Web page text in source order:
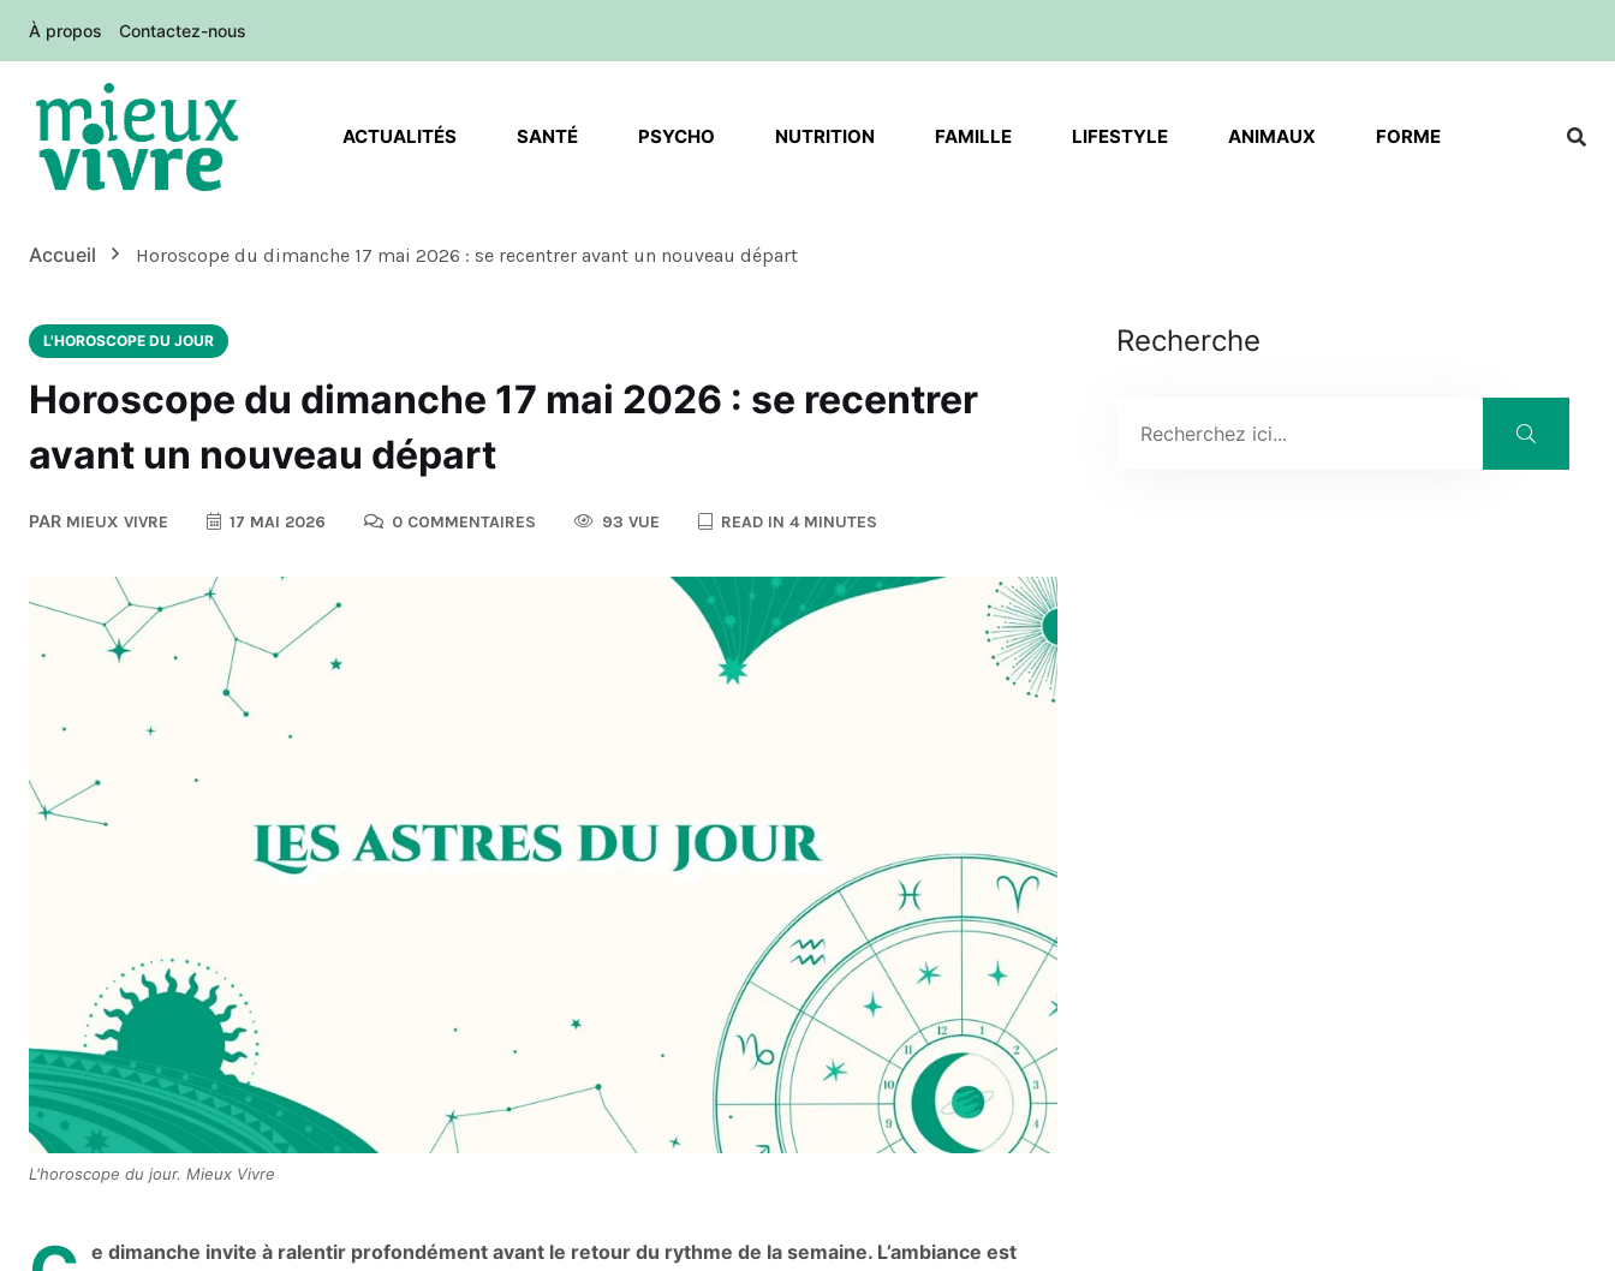
À propos Contactez-nous
ACTUALITÉS SANTÉ PSYCHO NUTRITION FAMILLE LIFESTYLE ANIMAUX FORME
Accueil Horoscope du dimanche 17 mai 2026 : se recentrer avant un nouveau départ
L'HOROSCOPE DU JOUR
Horoscope du dimanche 17 mai 2026 : se recentrer
avant un nouveau départ
PAR MIEUX VIVRE 17 MAI 2026 0 COMMENTAIRES 93 VUE READ IN 4 MINUTES
L'horoscope du jour. Mieux Vivre
e dimanche invite à ralentir profondément avant le retour du rythme de la semaine. L’ambiance est
Recherche